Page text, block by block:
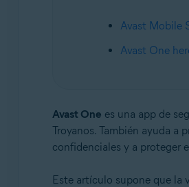
Avast Mobile
Avast One
Avast One es una app de
Troyanos. También ayuda
confidenciales y a proteger
Este artículo supone que la